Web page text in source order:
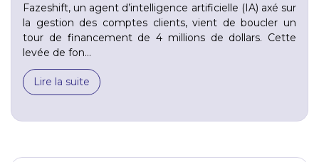
Fazeshift, un agent d’intelligence artificielle (IA) axé sur
la gestion des comptes clients, vient de boucler un
tour de financement de 4 millions de dollars. Cette
levée de fon...
Lire la suite